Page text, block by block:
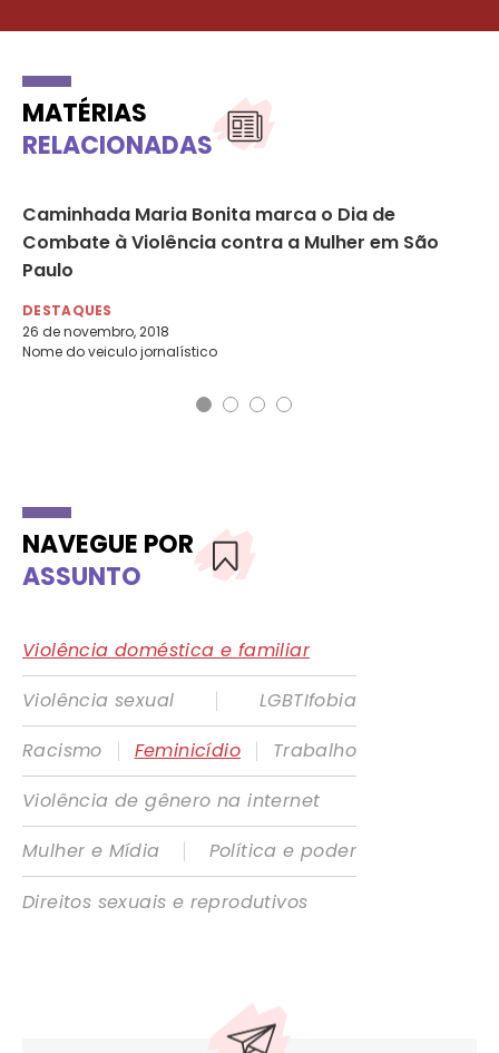
MATÉRIAS
RELACIONADAS
Caminhada Maria Bonita marca o Dia de
Combate à Violência contra a Mulher em São
Paulo
DESTAQUES
26 de novembro, 2018
Nome do veiculo jornalístico
NAVEGUE POR
ASSUNTO
Violência doméstica e familiar
Violência sexual
|
LGBTIfobia
Racismo
| Feminicídio |
Trabalho
Violência de gênero na internet
Mulher e Mídia
|
Política e poder
Direitos sexuais e reprodutivos